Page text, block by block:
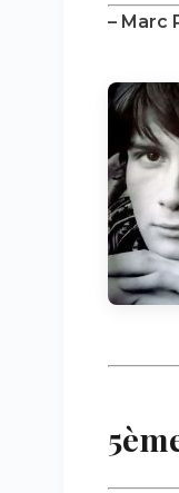
– Marc